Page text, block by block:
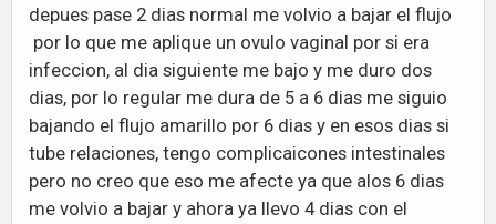
depues pase 2 dias normal me volvio a bajar el flujo
por lo que me aplique un ovulo vaginal por si era
infeccion, al dia siguiente me bajo y me duro dos
dias, por lo regular me dura de 5 a 6 dias me siguio
bajando el flujo amarillo por 6 dias y en esos dias si
tube relaciones, tengo complicaicones intestinales
pero no creo que eso me afecte ya que alos 6 dias
me volvio a bajar y ahora ya llevo 4 dias con el